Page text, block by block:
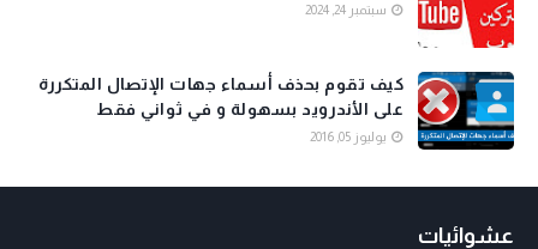
سبتمبر 24, 2024
كيف تقوم بحذف أسماء جهات الإتصال المتكررة
على الأندرويد بسهولة و في ثواني فقط
يوليوز 05, 2016
عشوائيات